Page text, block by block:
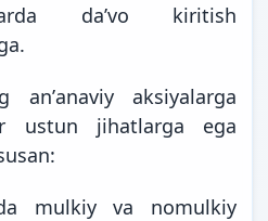
daʼvo kiritish
anʼanaviy aksiyalarga
ustun jihatlarga ega
mulkiy va nomulkiy